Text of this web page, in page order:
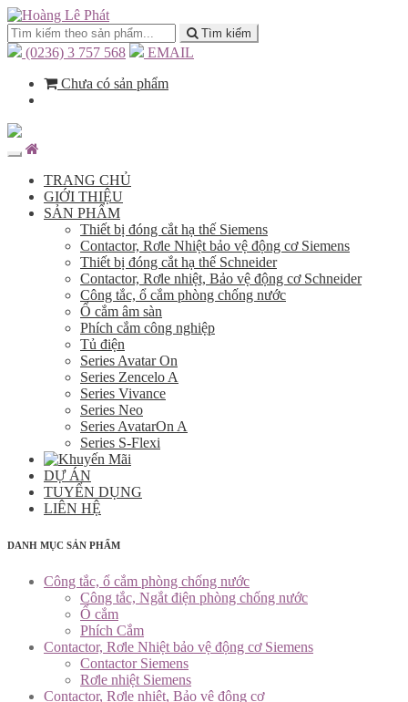
Tìm kiếm
(0236) 3 757 568
EMAIL
Chưa có sản phẩm
TRANG CHỦ
GIỚI THIỆU
SẢN PHẨM
Thiết bị đóng cắt hạ thế Siemens
Contactor, Rơle Nhiệt bảo vệ động cơ Siemens
Thiết bị đóng cắt hạ thế Schneider
Contactor, Rơle nhiệt, Bảo vệ động cơ Schneider
Công tắc, ổ cắm phòng chống nước
Ổ cắm âm sàn
Phích cắm công nghiệp
Tủ điện
Series Avatar On
Series Zencelo A
Series Vivance
Series Neo
Series AvatarOn A
Series S-Flexi
DỰ ÁN
TUYỂN DỤNG
LIÊN HỆ
DANH MỤC SẢN PHẨM
Công tắc, ổ cắm phòng chống nước
Công tắc, Ngắt điện phòng chống nước
Ổ cắm
Phích Cắm
Contactor, Rơle Nhiệt bảo vệ động cơ Siemens
Contactor Siemens
Rơle nhiệt Siemens
Contactor, Rơle nhiệt, Bảo vệ động cơ